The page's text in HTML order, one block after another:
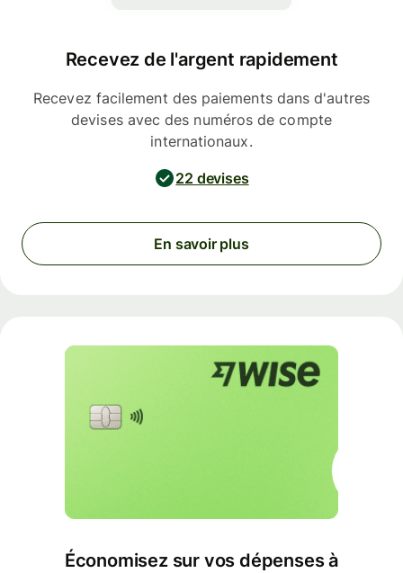
Recevez de l'argent rapidement
Recevez facilement des paiements dans d'autres
devises avec des numéros de compte
internationaux.
22 devises
En savoir plus
Économisez sur vos dépenses à